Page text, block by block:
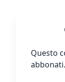
Questo
abbonati.